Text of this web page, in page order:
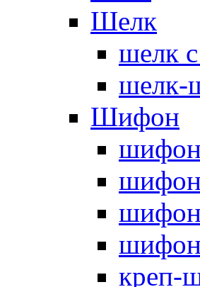
Шелк
шелк
шелк-
Шифон
креп-